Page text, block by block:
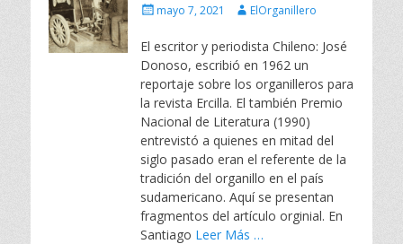
Escritomayo 7, 2021 AutorElOrganillero
El escritor y periodista Chileno: José
Donoso, escribió en 1962 un
reportaje sobre los organilleros para
la revista Ercilla. El también Premio
Nacional de Literatura (1990)
entrevistó a quienes en mitad del
siglo pasado eran el referente de la
tradición del organillo en el país
sudamericano. Aquí se presentan
fragmentos del artículo orginial. En
Santiago Leer Más …